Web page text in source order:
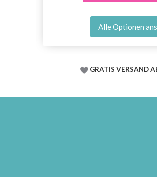
Alle Optionen
GRATIS VERSAND